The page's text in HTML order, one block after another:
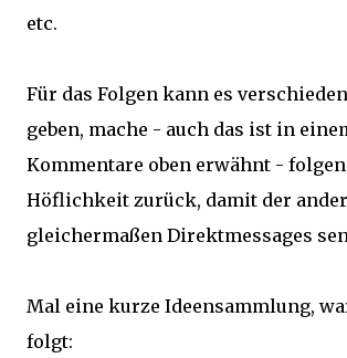
etc.
Für das Folgen kann es
geben, mache - auch das ist in
Kommentare oben erwähnt - folgen
Höflichkeit zurück, damit der
gleichermaßen Direktmessages
Mal eine kurze Ideensammlung,
folgt: